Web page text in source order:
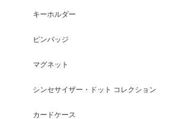
キーホルダー
ピンバッジ
マグネット
シンセサイザー・ドット コレクション
カードケース